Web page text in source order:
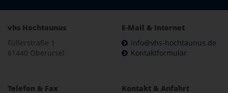
vhs Hochtaunus
Füllerstraße 1
61440 Oberursel
E-Mail & Internet
info@vhs-hochtaunus.de
Kontaktformular
Telefon & Fax Kontakt & Anfahrt